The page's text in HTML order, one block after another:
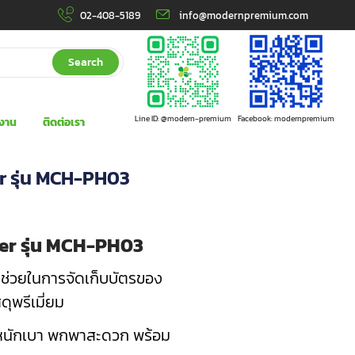
02-408-5189 info@modernpremium.com
Search
าน ติดต่อเรา Line ID: @modern-premium Facebook: modernpremium
รุ่น MCH-PH03
รุ่น MCH-PH03
ยในการจัดเก็บบัตรของ
พรีเมี่ยม
นักเบา พกพาสะดวก พร้อม